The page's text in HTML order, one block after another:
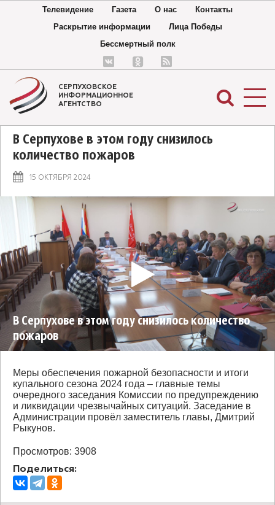
Телевидение Газета О нас
Контакты
Раскрытие информации
Лица Победы
Бессмертный полк
СЕРПУХОВСКОЕ
ИНФОРМАЦИОННОЕ
АГЕНТСТВО
В Серпухове в этом году снизилось
количество пожаров
15 ОКТЯБРЯ 2024
В Серпухове в этом году снизилось количество
пожаров
Меры обеспечения пожарной безопасности и итоги
купального сезона 2024 года – главные темы
очередного заседания Комиссии по предупреждению
и ликвидации чрезвычайных ситуаций. Заседание в
Администрации провёл заместитель главы, Дмитрий
Рыкунов.
Просмотров: 3908
Поделиться: